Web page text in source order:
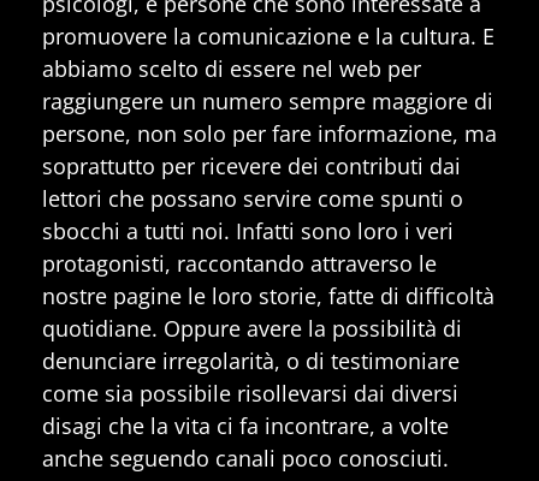
promuovere la comunicazione e la cultura. E
abbiamo scelto di essere nel web per
raggiungere un numero sempre maggiore di
persone, non solo per fare informazione, ma
soprattutto per ricevere dei contributi dai
lettori che possano servire come spunti o
sbocchi a tutti noi. Infatti sono loro i veri
protagonisti, raccontando attraverso le
nostre pagine le loro storie, fatte di difficoltà
quotidiane. Oppure avere la possibilità di
denunciare irregolarità, o di testimoniare
come sia possibile risollevarsi dai diversi
disagi che la vita ci fa incontrare, a volte
anche seguendo canali poco conosciuti.